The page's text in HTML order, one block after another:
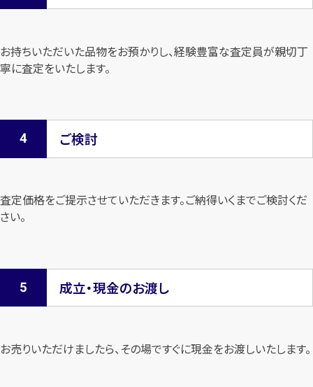
お持ちいただいた品物をお預かりし、経験豊富な査定員が親切丁
寧に査定をいたします。
ご検討
査定価格をご提示させていただきます。ご納得いくまでご検討くだ
さい。
成立・現金のお渡し
お売りいただけましたら、その場ですぐに現金をお渡しいたします。